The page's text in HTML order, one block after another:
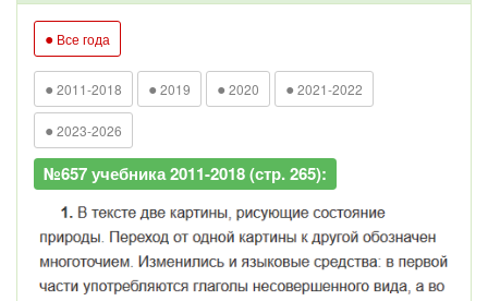
● Все года
● 2011-2018 ● 2019 ● 2020 ● 2021-2022
● 2023-2026
№657 учебника 2011-2018 (стр. 265):